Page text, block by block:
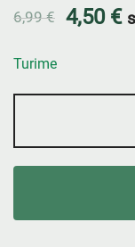
6,99€ 4,50 €
Turime